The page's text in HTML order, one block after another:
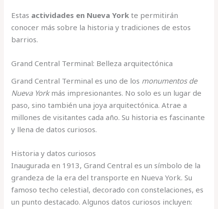
Estas actividades en Nueva York te permitirán
conocer más sobre la historia y tradiciones de estos
barrios.
Grand Central Terminal: Belleza arquitectónica
Grand Central Terminal es uno de los monumentos de
Nueva Yorkmás impresionantes. No solo es un lugar de
paso, sino también una joya arquitectónica. Atrae a
millones de visitantes cada año. Su historia es fascinante
y llena de datos curiosos.
Historia y datos curiosos
Inaugurada en 1913, Grand Central es un símbolo de la
grandeza de la era del transporte en Nueva York. Su
famoso techo celestial, decorado con constelaciones, es
un punto destacado. Algunos datos curiosos incluyen: